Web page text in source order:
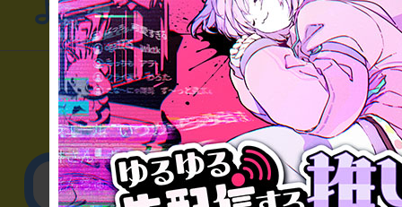
よくあるお問い合わせ
▼一般のお客様
公演内容、チケット